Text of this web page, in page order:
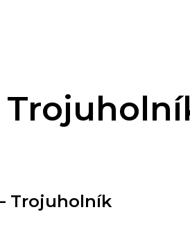
Trojuholník